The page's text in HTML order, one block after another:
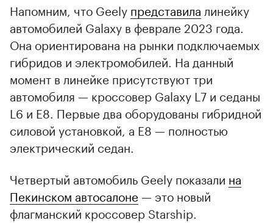
Напомним, что Geely представила линейку
автомобилей Galaxy в феврале 2023 года.
Она ориентирована на рынки подключаемых
гибридов и электромобилей. На данный
момент в линейке присутствуют три
автомобиля — кроссовер Galaxy L7 и седаны
L6 и E8. Первые два оборудованы гибридной
силовой установкой, а E8 — полностью
электрический седан.
Четвертый автомобиль Geely показали на
Пекинском автосалоне — это новый
флагманский кроссовер Starship.